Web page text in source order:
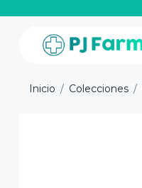
Inicio Colecciones